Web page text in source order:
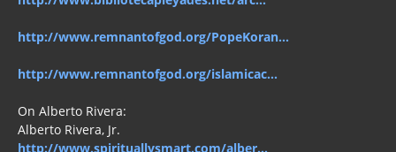
Alberto Rivera, Jr.
http://www.spirituallysmart.com/alber...
from Spiritually smart.com: